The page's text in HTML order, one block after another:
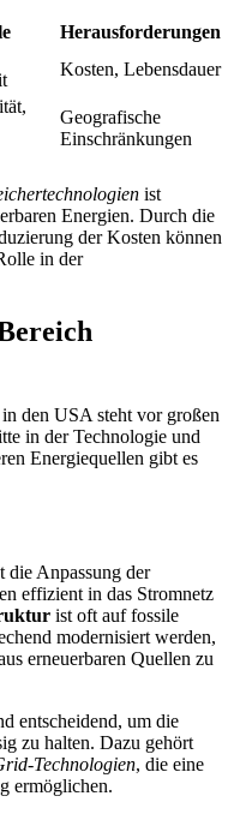
Herausforderungen
Kosten, Lebensdauer
Geografische
Einschränkungen
ist
Energien. Durch die
der Kosten können
in der
den USA steht vor großen
in der Technologie und
Energiequellen gibt es
die Anpassung der
effizient in das Stromnetz
ist oft auf fossile
modernisiert werden,
erneuerbaren Quellen zu
entscheidend, um die
zu halten. Dazu gehört
Technologien, die eine
ermöglichen.